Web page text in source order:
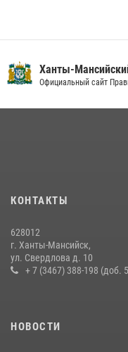
08 июля 2026, 09:04
29 июля 2026, 09:54
вневедомственной охраны с
18 июля 2026, 11:25
Ханты-
Официальный сайт
КОНТАКТЫ
628012
г. Ханты-Мансийск,
ул. Свердлова д. 10
+ 7 (3467) 388-198 (доб.
НОВОСТИ